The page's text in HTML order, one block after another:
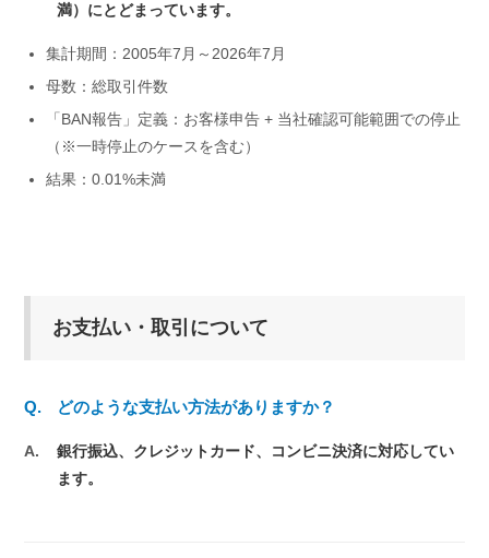
満）にとどまっています。
集計期間：2005年7月～ 2026年7月
母数：総取引件数
「BAN報告」定義：お客様申告 + 当社確認可能範囲での停止
（※一時停止のケースを含む）
結果：0.01%未満
お支払い・取引について
Q. どのような支払い方法がありますか？
A.
銀行振込、クレジットカード、コンビニ決済に対応してい
ます。